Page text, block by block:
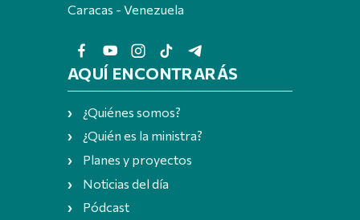
Caracas - Venezuela
AQUÍ ENCONTRARÁS
¿Quiénes somos?
¿Quién es la ministra?
Planes y proyectos
Noticias del día
Pódcast